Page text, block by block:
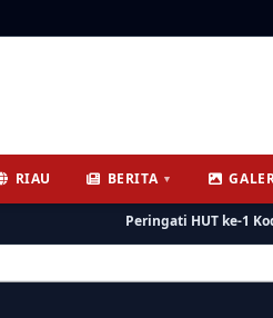
RIAU BERITA ▼
Peringati HUT ke-1 Kodam